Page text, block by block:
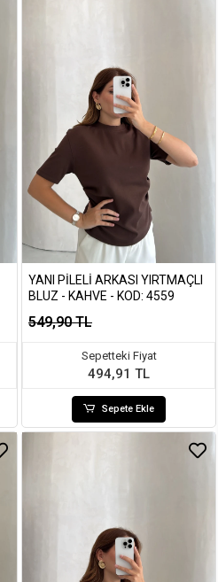
YANI PILELI ARKASI YIRTMAÇLI
BLUZ - KAHVE - KOD: 4559
549,90 TL
Sepetteki Fiyat
494,91 TL
Sepete Ekle